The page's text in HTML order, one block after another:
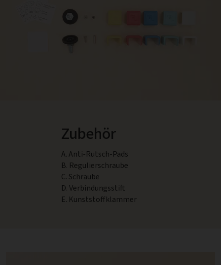
Zubehör
A. Anti-Rutsch-Pads
B. Regulierschraube
C. Schraube
D. Verbindungsstift
E. Kunststoffklammer